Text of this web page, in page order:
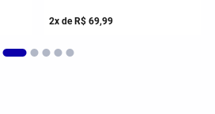
2x deR$ 69,99